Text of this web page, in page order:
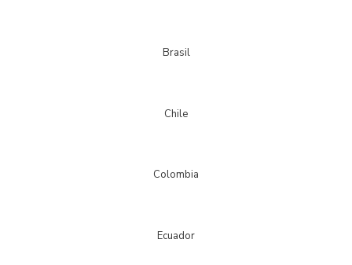
Brasil
Chile
Colombia
Ecuador